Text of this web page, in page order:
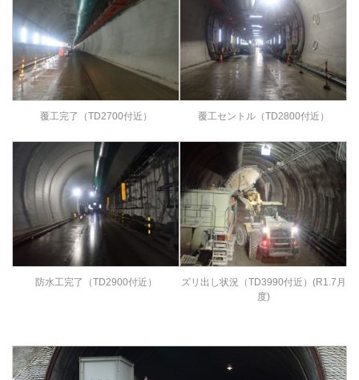
覆工完了（TD2700付近） 覆工セントル（TD2800付近）
防水工完了（TD2900付近）
ズリ出し状況（TD3990付近）(R1.7月
度)